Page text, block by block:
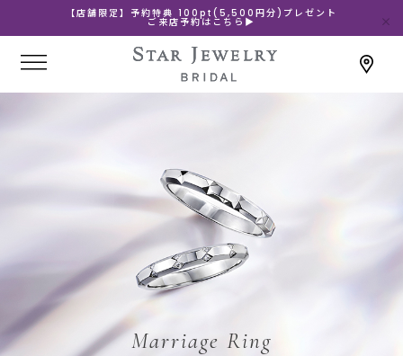
【店舗限定】予約特典 100pt(5,500円分)プレゼント
ご来店予約はこちら▶
Marriage Ring